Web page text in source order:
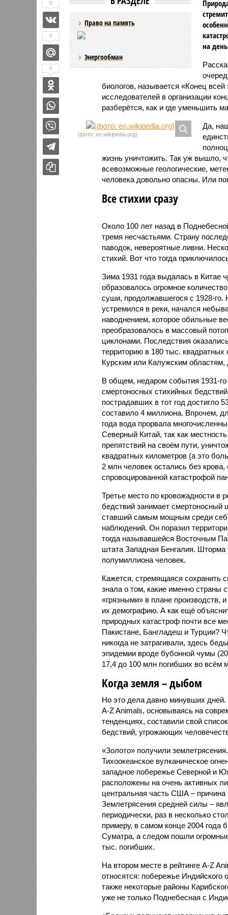
Право на память
Энергообман
на
биологов, называется «Конец
исследователей в организации
разберётся, как и где уменьшить
(фото: en.wikipedia.org)
Да,
жизнь уничтожить. Так уж вышло,
всевозможные геологические,
человека довольно опасны. Или
Все стихии сразу
Около 100 лет назад в
тремя несчастьями. Страну
паводок, невероятные ливни.
стихий. Вот что тогда
Зима 1931 года выдалась в Китае
образовалось огромное
суши, продолжавшегося с 1928-го.
устремился в реки, начался
наводнением, которое обильные
преобразовалось в массовый
циклонами. Последствия
территорию в 180 тыс.
Курским или Калужским областям,
В общем, недаром события 1931-
смертоносных стихийных
пострадавших в тот год достигло
составило 4 миллиона. Впрочем,
года вода прорвала
Северный Китай, так как
препятствий на своём пути,
квадратных километров (а это
2 млн человек остались без
спровоцированной катастрофой
Третье место по кровожадности в
бедствий занимает смертоносный
ставший самым мощным среди
наблюдений. Он поразил
тогда называвшейся Восточным
штата Западная Бенгалия. Шторма
полумиллиона человек.
Кажется, стремящаяся сохранить
знала о том, какие именно страны
«грязными» в плане производств,
их демографию. А как ещё
природных катастроф почти все
Пакистане, Бангладеш и Турции?
никогда не затрагивали, здесь
эпидемии вроде бубонной чумы
17,4 до 100 млн погибших во всём
Когда земля – дыбом
Но это дела давно минувших
A-Z Animals, основываясь на
тенденциях, составили свой
бедствий, угрожающих
«Золото» получили
Тихоокеанское вулканическое
западное побережье Северной и
расположены на очень активных
центральная часть США –
Землетрясения средней силы –
периодически, раз в несколько
примеру, в самом конце 2004 года
Суматра, а следом пошли
тыс. погибших.
На втором месте в рейтинге A-Z
относятся: побережье
также некоторые районы
уже не только Поднебесная с
0
0
0